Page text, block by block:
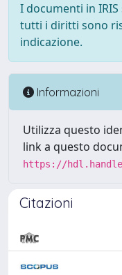
I documenti in
tutti i diritti sono
indicazione.
Informazioni
Utilizza questo
link a questo
https://
Citazioni